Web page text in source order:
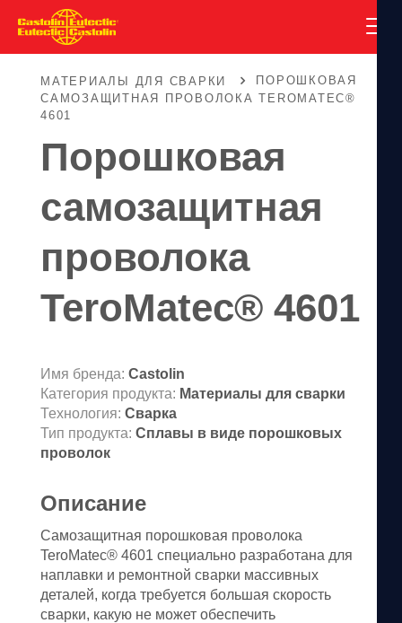
МАТЕРИАЛЫ ДЛЯ СВАРКИ
ПОРОШКОВАЯ
САМОЗАЩИТНАЯ ПРОВОЛОКА TEROMATEC®
4601
Порошковая
самозащитная
проволока
TeroMatec® 4601
Имя бренда: Castolin
Категория продукта: Материалы для сварки
Технология: Сварка
Тип продукта: Сплавы в виде порошковых
проволок
Описание
Самозащитная порошковая проволока
TeroMatec® 4601 специально разработана для
наплавки и ремонтной сварки массивных
деталей, когда требуется большая скорость
сварки, какую не может обеспечить